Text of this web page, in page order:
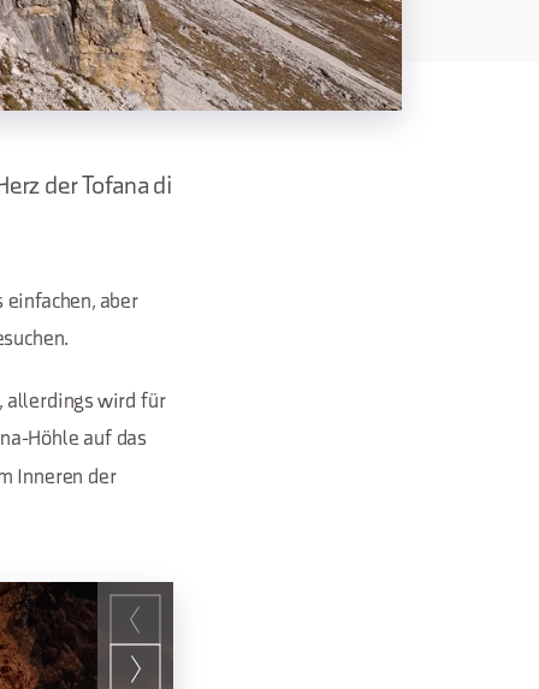
der Tofana di
einfachen, aber
allerdings wird für
Höhle auf das
Inneren der